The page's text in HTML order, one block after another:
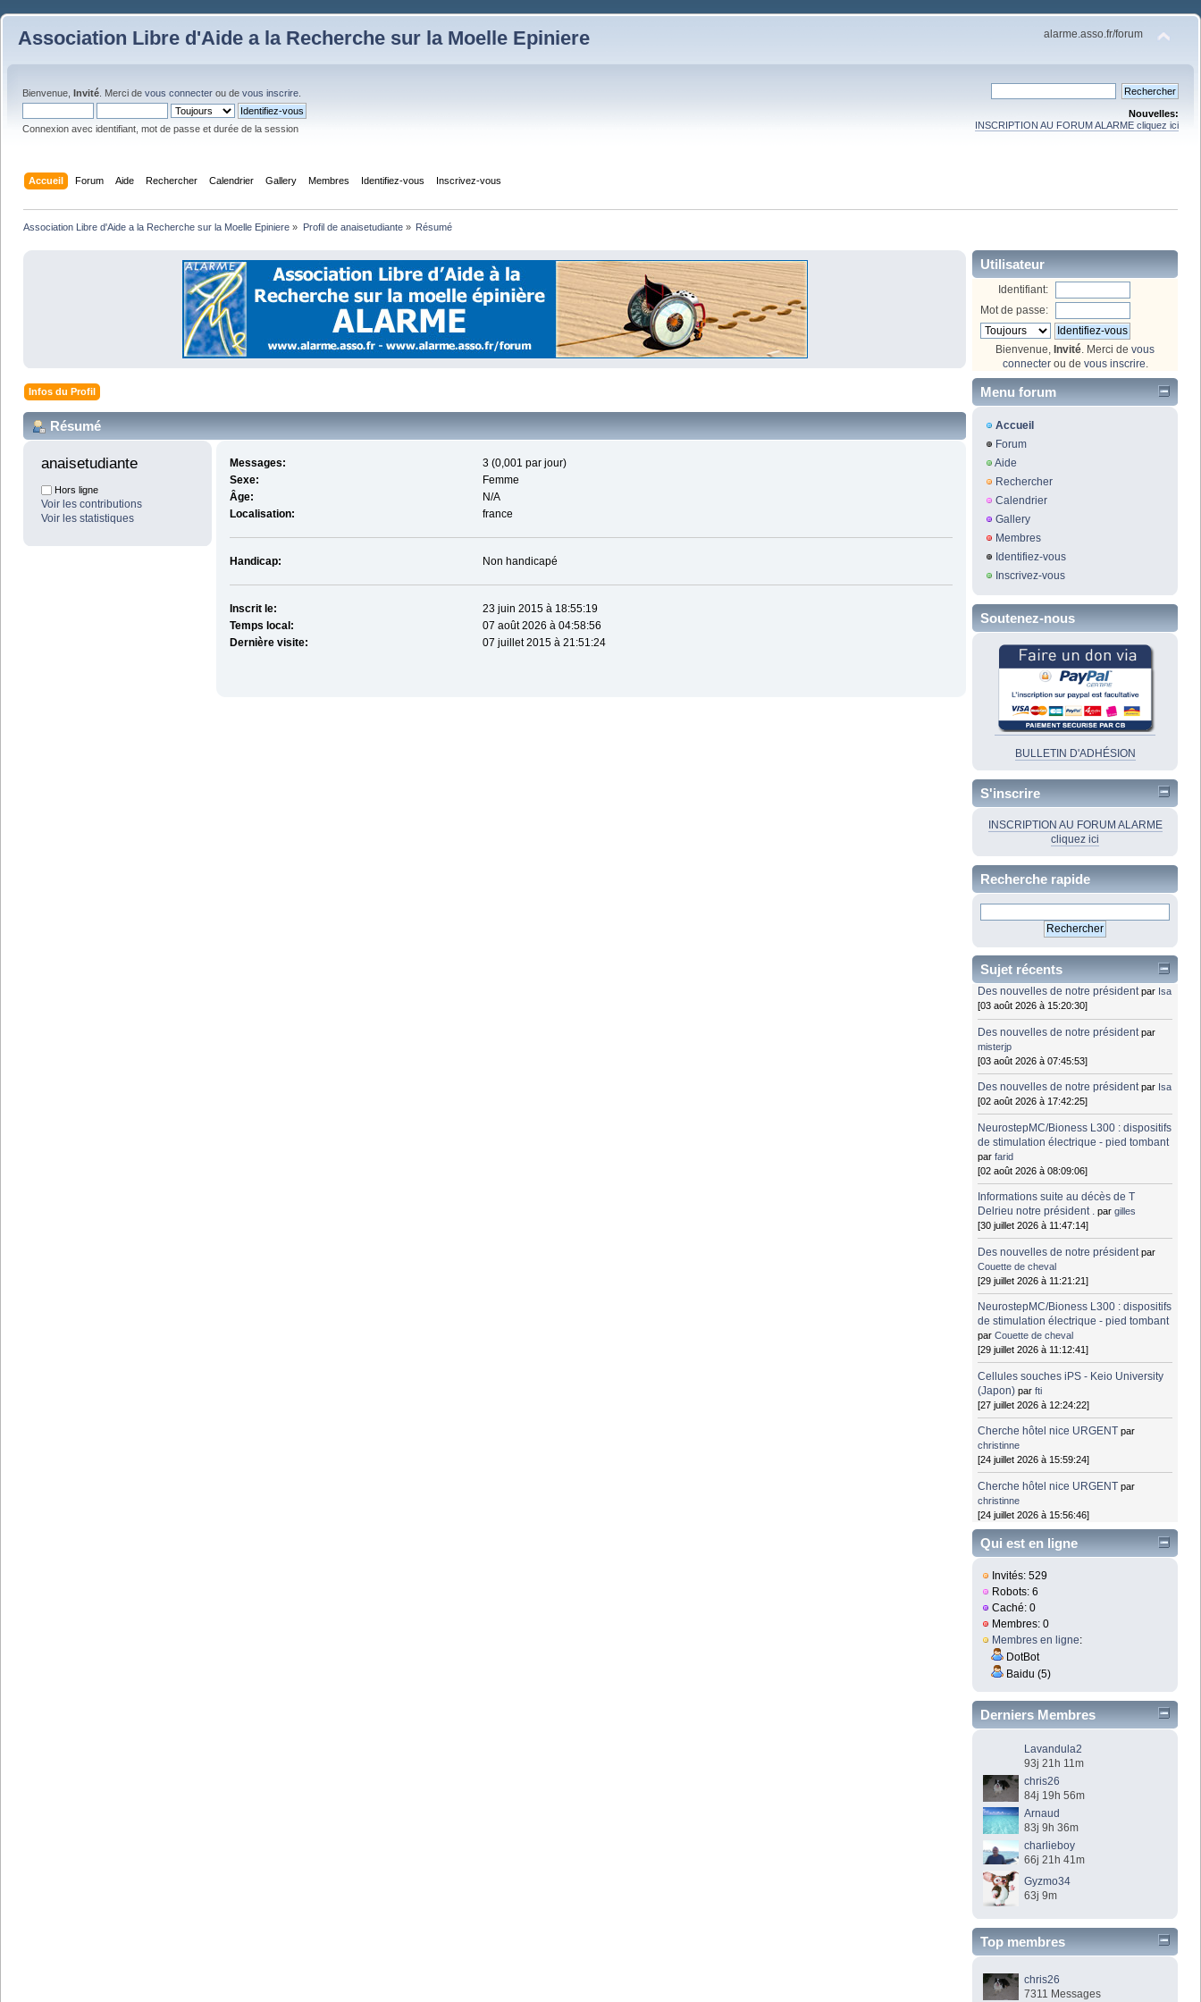
Association Libre d'Aide a la Recherche sur la Moelle Epiniere alarme.asso.fr/forum
Bienvenue, Invité . Merci de vous connecter ou de vous inscrire
Connexion avec identifiant, mot de passe et durée de la session
Nouvelles:
INSCRIPTION AU FORUM ALARME cliquez ici
Accueil Forum Aide Rechercher Calendrier Gallery Membres Identifiez-vous Inscrivez-vous
Association Libre d'Aide a la Recherche sur la Moelle Epiniere » Profil de anaisetudiante» Résumé
Infos du Profil
Résumé
anaisetudiante
Hors ligne
Voir les contributions
Voir les statistiques
Messages:
3 (0,001 par jour)
Sexe:
Femme
Âge:
N/A
Localisation:
france
Handicap: Non handicapé
Inscrit le:
23 juin 2015 à 18:55:19
Temps local:
07 août 2026 à 04:58:56
Dernière visite:
07 juillet 2015 à 21:51:24
Utilisateur
Identifiant:
Mot de passe:
Bienvenue, Invité . Merci de vous
connecterou de vous inscrire
Menu forum
Accueil
Forum
Aide
Rechercher
Calendrier
Gallery
Membres
Identifiez-vous
Inscrivez-vous
Soutenez-nous
BULLETIN D'ADHÉSION
S'inscrire
INSCRIPTION AU FORUM ALARME
cliquez ici
Recherche rapide
Sujet récents
Des nouvelles de notre président par Isa
[03 août 2026 à 15:20:30]
Des nouvelles de notre président par
misterjp
[03 août 2026 à 07:45:53]
Des nouvelles de notre président par Isa
[02 août 2026 à 17:42:25]
NeurostepMC/Bioness L300 : dispositifs
de stimulation électrique - pied tombant
parfarid
[02 août 2026 à 08:09:06]
Informations suite au décès de T
Delrieu notre président . pargilles
[30 juillet 2026 à 11:47:14]
Des nouvelles de notre président par
Couette de cheval
[29 juillet 2026 à 11:21:21]
NeurostepMC/Bioness L300 : dispositifs
de stimulation électrique - pied tombant
parCouette de cheval
[29 juillet 2026 à 11:12:41]
Cellules souches iPS - Keio University
(Japon) parfti
[27 juillet 2026 à 12:24:22]
Cherche hôtel nice URGENT par
christinne
[24 juillet 2026 à 15:59:24]
Cherche hôtel nice URGENT par
christinne
[24 juillet 2026 à 15:56:46]
Qui est en ligne
Invités: 529
Robots: 6
Caché: 0
Membres: 0
Membres en ligne:
DotBot
Baidu (5)
Derniers Membres
Lavandula2
93j 21h 11m
chris26
84j 19h 56m
Arnaud
83j 9h 36m
charlieboy
66j 21h 41m
Gyzmo34
63j 9m
Top membres
chris26
7311 Messages